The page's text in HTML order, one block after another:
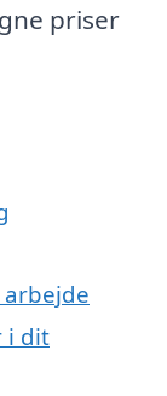
priser
i dit